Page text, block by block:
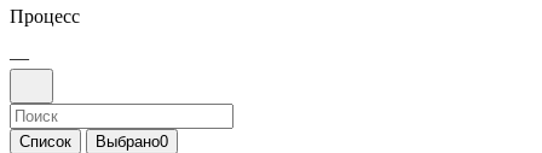
Процесс
—
Список Выбрано0